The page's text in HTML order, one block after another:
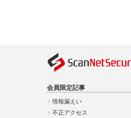
会員限定記事
情報漏えい
不正アクセス